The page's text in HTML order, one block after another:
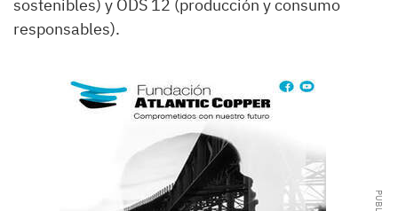
sostenibles) y ODS 12 (producción y consumo
responsables).